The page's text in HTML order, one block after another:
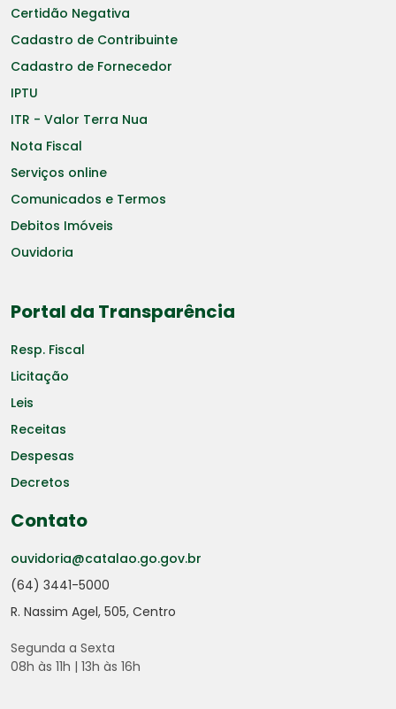
Certidão Negativa
Cadastro de Contribuinte
Cadastro de Fornecedor
IPTU
ITR - Valor Terra Nua
Nota Fiscal
Serviços online
Comunicados e Termos
Debitos Imóveis
Ouvidoria
Portal da Transparência
Resp. Fiscal
Licitação
Leis
Receitas
Despesas
Decretos
Contato
ouvidoria@catalao.go.gov.br
(64) 3441-5000
R. Nassim Agel, 505, Centro
Segunda a Sexta
08h às 11h | 13h às 16h